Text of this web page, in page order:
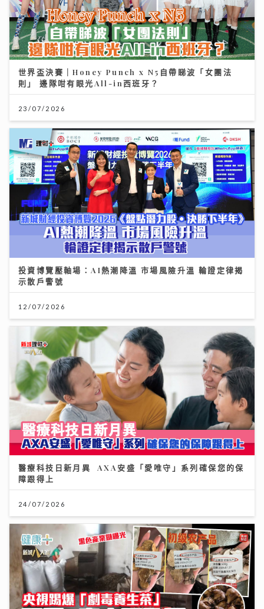
世界盃決賽｜Honey Punch x N5自帶睇波「女團法
則」 邊隊咁有眼光All-in西班牙？
23/07/2026
投資博覽壓軸場：AI熱潮降溫 市場風險升溫 輪證定律揭
示散戶警號
12/07/2026
醫療科技日新月異 AXA安盛「愛唯守」系列確保您的保
障跟得上
24/07/2026